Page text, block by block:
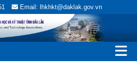
Email: lhkhkt@daklak.gov.vn